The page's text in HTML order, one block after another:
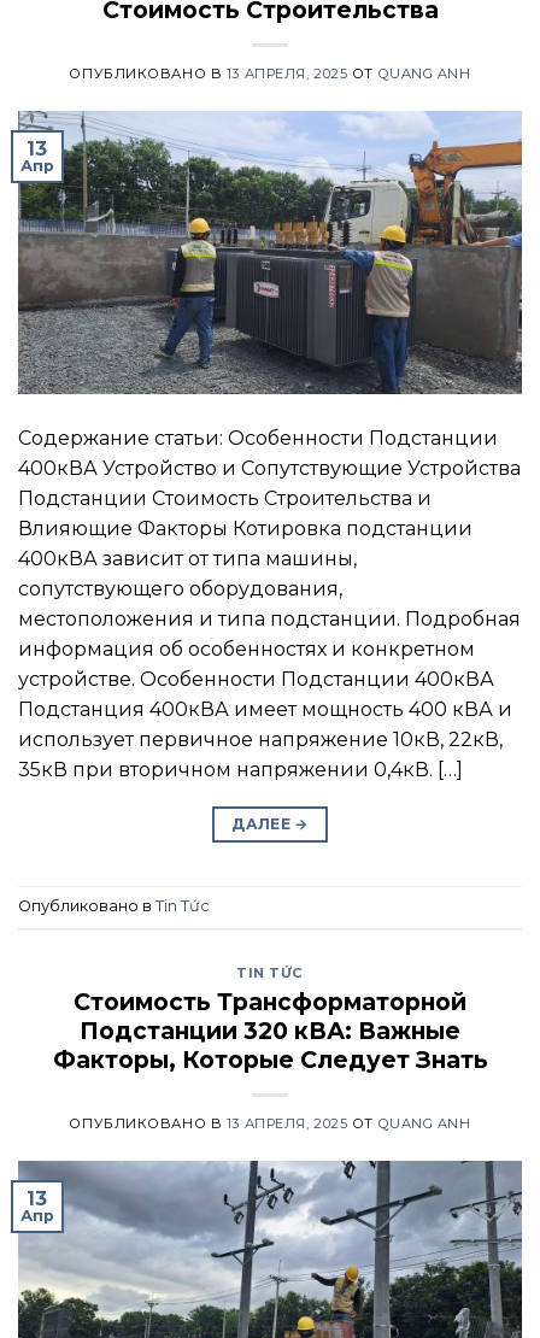
Стоимость Строительства
ОПУБЛИКОВАНО В 13 АПРЕЛЯ, 2025 ОТ QUANG ANH
13
Апр
Содержание статьи: Особенности Подстанции
400кВА Устройство и Сопутствующие Устройства
Подстанции Стоимость Строительства и
Влияющие Факторы Котировка подстанции
400кВА зависит от типа машины,
сопутствующего оборудования,
местоположения и типа подстанции. Подробная
информация об особенностях и конкретном
устройстве. Особенности Подстанции 400кВА
Подстанция 400кВА имеет мощность 400 кВА и
использует первичное напряжение 10кВ, 22кВ,
35кВ при вторичном напряжении 0,4кВ. […]
ДАЛЕЕ →
Опубликовано в Tin Tức
TIN TỨC
Стоимость Трансформаторной
Подстанции 320 кВА: Важные
Факторы, Которые Следует Знать
ОПУБЛИКОВАНО В 13 АПРЕЛЯ, 2025 ОТ QUANG ANH
13
Апр